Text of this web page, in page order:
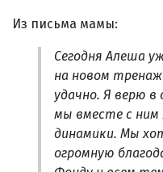
Из письма мамы:
Сегодня Алеша
на новом
удачно. Я верю в
мы вместе с
динамики. Мы
огромную